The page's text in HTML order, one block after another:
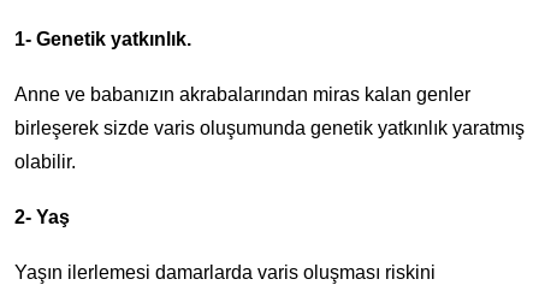
1- Genetik yatkınlık.
Anne ve babanızın akrabalarından miras kalan genler
birleşerek sizde varis oluşumunda genetik yatkınlık yaratmış
olabilir.
2- Yaş
Yaşın ilerlemesi damarlarda varis oluşması riskini